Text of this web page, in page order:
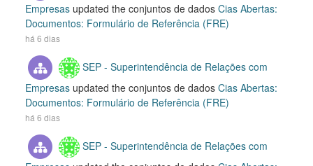
Empresas updated the conjuntos de dados Cias Abertas:
Documentos: Formulário de Referência (FRE)
há 6 dias
SEP - Superintendência de Relações com
Empresas updated the conjuntos de dados Cias Abertas:
Documentos: Formulário de Referência (FRE)
há 6 dias
SEP - Superintendência de Relações com